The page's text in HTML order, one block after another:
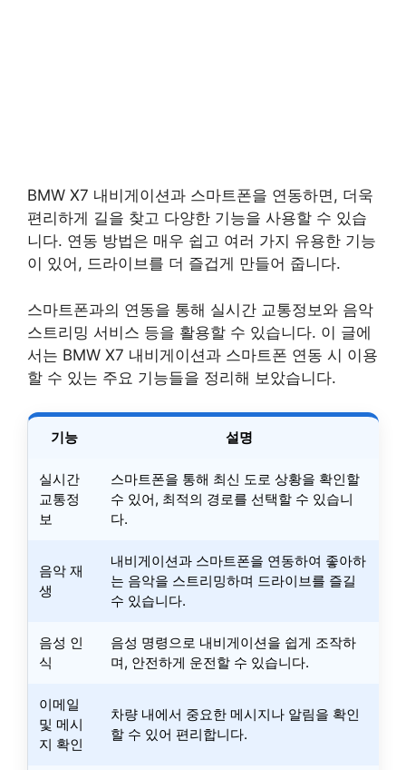
BMW X7 내비게이션과 스마트폰을 연동하면, 더욱
편리하게 길을 찾고 다양한 기능을 사용할 수 있습
니다. 연동 방법은 매우 쉽고 여러 가지 유용한 기능
이 있어, 드라이브를 더 즐겁게 만들어 줍니다.
스마트폰과의 연동을 통해 실시간 교통정보와 음악
스트리밍 서비스 등을 활용할 수 있습니다. 이 글에
서는 BMW X7 내비게이션과 스마트폰 연동 시 이용
할 수 있는 주요 기능들을 정리해 보았습니다.
기능 설명
실시간
교통정
보
스마트폰을 통해 최신 도로 상황을 확인할
수 있어, 최적의 경로를 선택할 수 있습니
다.
음악 재
생
내비게이션과 스마트폰을 연동하여 좋아하
는 음악을 스트리밍하며 드라이브를 즐길
수 있습니다.
음성 인
식
음성 명령으로 내비게이션을 쉽게 조작하
며, 안전하게 운전할 수 있습니다.
이메일
및 메시
지 확인
차량 내에서 중요한 메시지나 알림을 확인
할 수 있어 편리합니다.